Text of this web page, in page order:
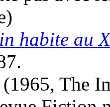
habite au
(1965, The